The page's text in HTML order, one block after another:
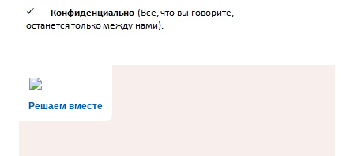
Решаем вместе